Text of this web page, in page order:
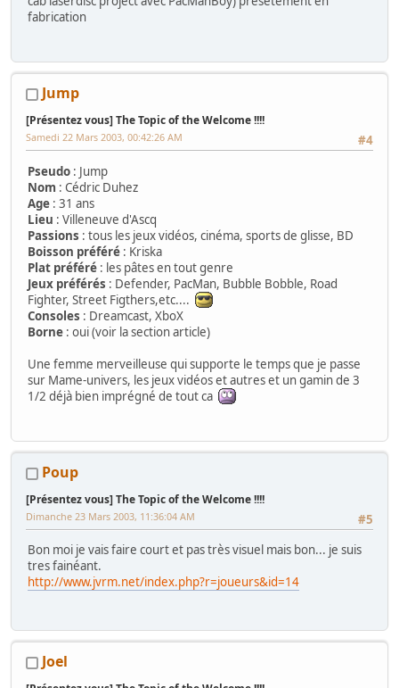
fabrication
Jump
[Présentez vous] The Topic of the Welcome !!!!
#4
Samedi 22 Mars 2003, 00:42:26 AM
Pseudo : Jump
Nom : Cédric Duhez
Age : 31 ans
Lieu : Villeneuve d'Ascq
Passions : tous les jeux vidéos, cinéma, sports de glisse, BD
Boisson préféré : Kriska
Plat préféré : les pâtes en tout genre
Jeux préférés : Defender, PacMan, Bubble Bobble, Road
Fighter, Street Figthers,etc....
Consoles : Dreamcast, XboX
Borne : oui (voir la section article)
Une femme merveilleuse qui supporte le temps que je passe
sur Mame-univers, les jeux vidéos et autres et un gamin de 3
1/2 déjà bien imprégné de tout ca
Poup
[Présentez vous] The Topic of the Welcome !!!!
#5
Dimanche 23 Mars 2003, 11:36:04 AM
Bon moi je vais faire court et pas très visuel mais bon... je suis
tres fainéant.
http://www.jvrm.net/index.php?r=joueurs&id=14
Joel